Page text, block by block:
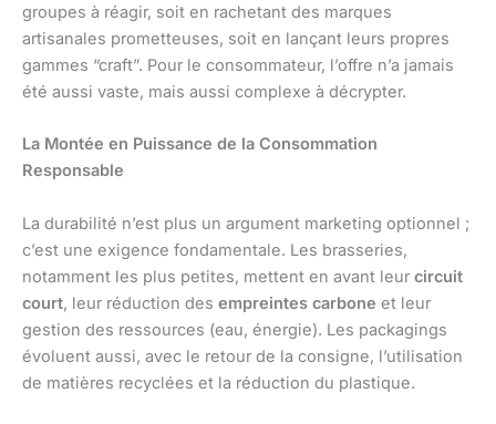
groupes à réagir, soit en rachetant des marques
artisanales prometteuses, soit en lançant leurs propres
gammes “craft”. Pour le consommateur, l’offre n’a jamais
été aussi vaste, mais aussi complexe à décrypter.
La Montée en Puissance de la Consommation
Responsable
La durabilité n’est plus un argument marketing optionnel ;
c’est une exigence fondamentale. Les brasseries,
notamment les plus petites, mettent en avant leur circuit
court, leur réduction des empreintes carbone et leur
gestion des ressources (eau, énergie). Les packagings
évoluent aussi, avec le retour de la consigne, l’utilisation
de matières recyclées et la réduction du plastique.